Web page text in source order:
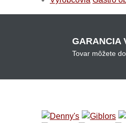
GARANCIA
Tovar môžete